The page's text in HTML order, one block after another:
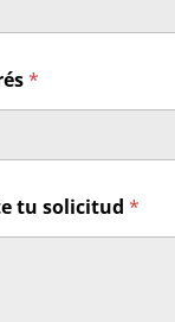
*
tu solicitud*